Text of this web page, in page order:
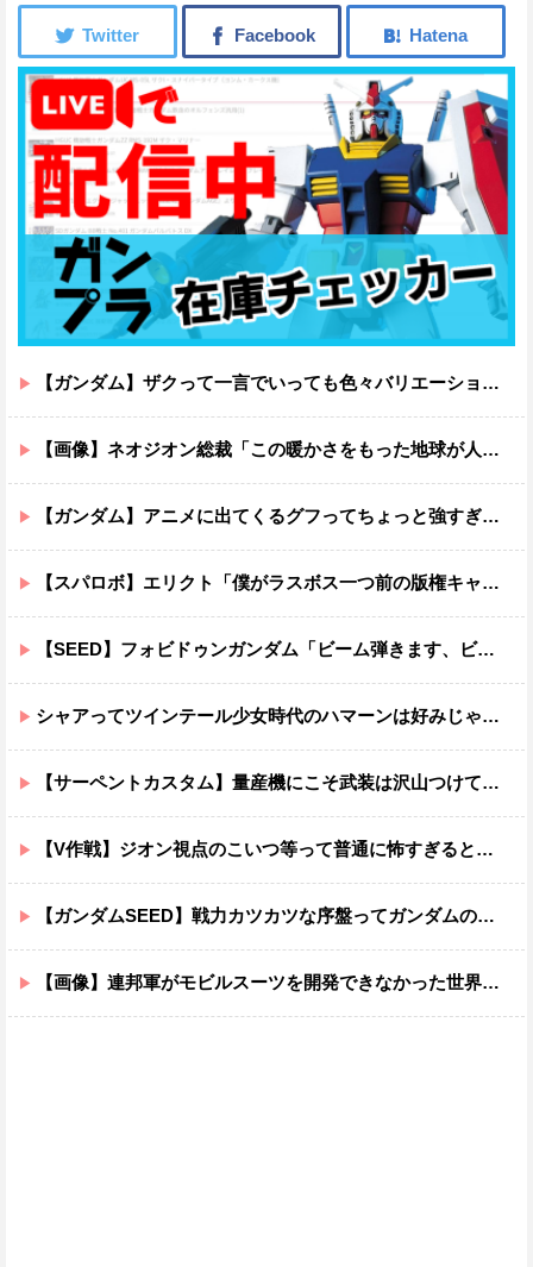
【ガンダム】ザクって一言でいっても色々バリエーションがあるよね
【画像】ネオジオン総裁「この暖かさをもった地球が人間さえ破壊するんだ（汗だく）」
【ガンダム】アニメに出てくるグフってちょっと強すぎじゃない？
【スパロボ】エリクト「僕がラスボス一つ前の版権キャラ最後の敵ってちょっと荷が重すぎない？」
【SEED】フォビドゥンガンダム「ビーム弾きます、ビーム曲げられます、空飛びます」←二世代目でこれ出来るのおかしいだろ
シャアってツインテール少女時代のハマーンは好みじゃなかったの？
【サーペントカスタム】量産機にこそ武装は沢山つけてほしいよね
【V作戦】ジオン視点のこいつ等って普通に怖すぎると思う…
【ガンダムSEED】戦力カツカツな序盤ってガンダムの中だと割と珍しい気がする
【画像】連邦軍がモビルスーツを開発できなかった世界線のガンダムｗｗｗｗｗｗｗ